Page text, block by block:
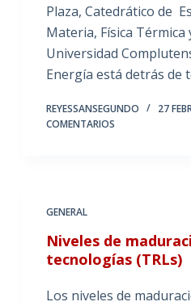
Plaza, Catedrático de
Materia, Física Térmica
Universidad
Energía está detrás de
REYESSANSEGUNDO 27
COMENTARIOS
GENERAL
Niveles de
tecnologías (TRLs)
Los niveles de